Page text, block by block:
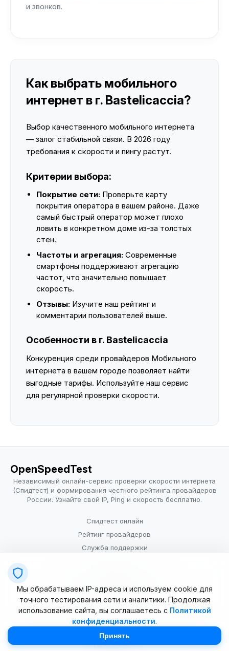
и звонков.
Как выбрать мобильного
интернет в г. Bastelicaccia?
Выбор качественного мобильного интернета
— залог стабильной связи. В 2026 году
требования к скорости и пингу растут.
Критерии выбора:
Покрытие сети: Проверьте карту
покрытия оператора в вашем районе. Даже
самый быстрый оператор может плохо
ловить в конкретном доме из-за толстых
стен.
Частоты и агрегация: Современные
смартфоны поддерживают агрегацию
частот, что значительно повышает
скорость.
Отзывы: Изучите наш рейтинг и
комментарии пользователей выше.
Особенности в г. Bastelicaccia
Конкуренция среди провайдеров Мобильного
интернета в вашем городе позволяет найти
выгодные тарифы. Используйте наш сервис
для регулярной проверки скорости.
OpenSpeedTest
Независимый онлайн-сервис проверки скорости интернета
(Спидтест) и формирования честного рейтинга провайдеров
России. Узнайте свой IP, Ping и скорость бесплатно.
Спидтест онлайн
Рейтинг провайдеров
Служба поддержки
Условия использования
© 2025–2026 OpenSpeedTest (ИП Долматова В.В.). Все права
Мы обрабатываем IP-адреса и используем cookie для
точного тестирования сети и аналитики. Продолжая
использование сайта, вы соглашаетесь с Политикой
конфиденциальности.
Принять